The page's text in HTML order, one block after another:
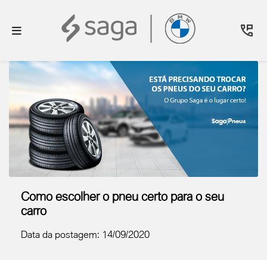
Como escolher o pneu certo para o seu
carro
Data da postagem: 14/09/2020